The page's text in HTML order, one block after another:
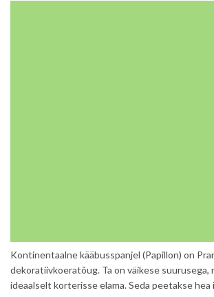
Kontinentaalne kääbusspanjel (Papillon) on
dekoratiivkoeratõug. Ta on väikese
ideaalselt korterisse elama. Seda peetakse hea